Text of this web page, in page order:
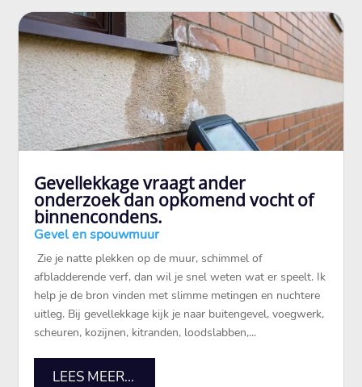
Gevellekkage vraagt ander
onderzoek dan opkomend vocht of
binnencondens.
Gevel en spouwmuur
​ Zie je natte plekken op de muur, schimmel of
afbladderende verf, dan wil je snel weten wat er speelt.​ Ik
help je de bron vinden met slimme metingen en nuchtere
uitleg.​ Bij gevellekkage kijk je naar buitengevel, voegwerk,
scheuren, kozijnen, kitranden, loodslabben,...
LEES MEER...